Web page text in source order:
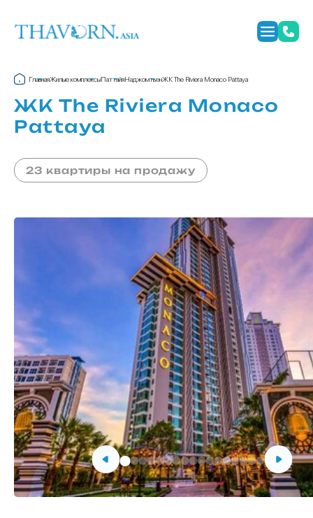
ГлавнаяЖилые комплексыПаттайяНаджомтьенЖК The Riviera Monaco Pattaya
ЖК The Riviera Monaco
Pattaya
23 квартиры на продажу